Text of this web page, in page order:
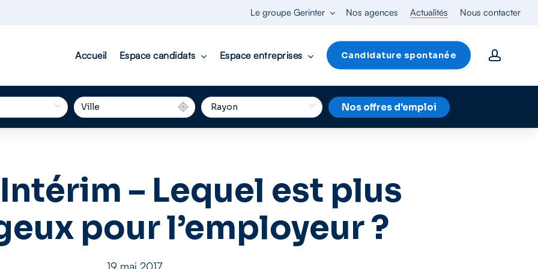
Le groupe Gerinter Nos agences Actualités Nous contacter
Accueil Espace candidats Espace entreprises Candidature spontanée
Nos offres d'emploi
– Lequel est plus
pour l’employeur ?
19 mai 2017